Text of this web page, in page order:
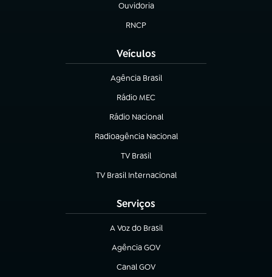
Ouvidoria
(abre em nova aba)
RNCP
(abre em nova aba)
Veículos
Agência Brasil
(abre em nova aba)
Rádio MEC
Rádio Nacional
(abre em nova aba)
Radioagência Nacional
(abre em nova aba)
TV Brasil
(abre em nova aba)
TV Brasil Internacional
(abre em nova aba)
Serviços
A Voz do Brasil
(abre em nova aba)
Agência GOV
(abre em nova aba)
Canal GOV
(abre em nova aba)